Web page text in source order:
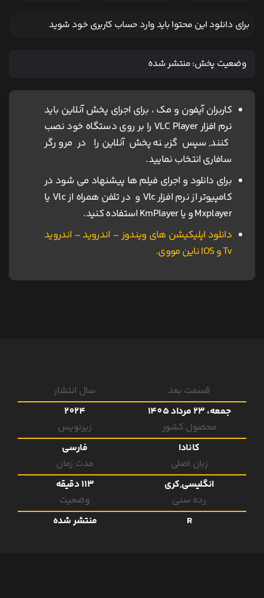
برای دانلود این محتوا باید وارد حساب کاربری خود شوید
وضعیت پخش:منتشر شده
کاربران آیفون و مک ، برای اجرای پخش آنلاین باید
نرم افزار VLC Player را بر روی دستگاه خود نصب
کنند, سپس گزینه پخش آنلاین را در مرورگر
سافاری انتخاب نمایید.
برای دانلود و اجرای فیلم ها پیشنهاد می شود در
کامپیوتر از نرم افزار Vlc و در تلفن همراه از Vlc یا
Mxplayer و یا KmPlayer استفاده کنید.
دانلود اپلیکیشن های ویندوز – اندروید – اندروید
Tv و IOS ناین مووی.
قسمت بعد
جمعه، 23 مرداد 1405
سال انتشار
2024
محصول کشور
کانادا
زیرنویس
فارسی
زبان اصلی
انگلیسی,کری
مدت زمان
113 دقیقه
رده سنی
R
وضعیت
منتشر شده